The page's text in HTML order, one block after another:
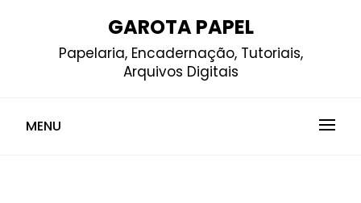
GAROTA PAPEL
Papelaria, Encadernação, Tutoriais,
Arquivos Digitais
MENU